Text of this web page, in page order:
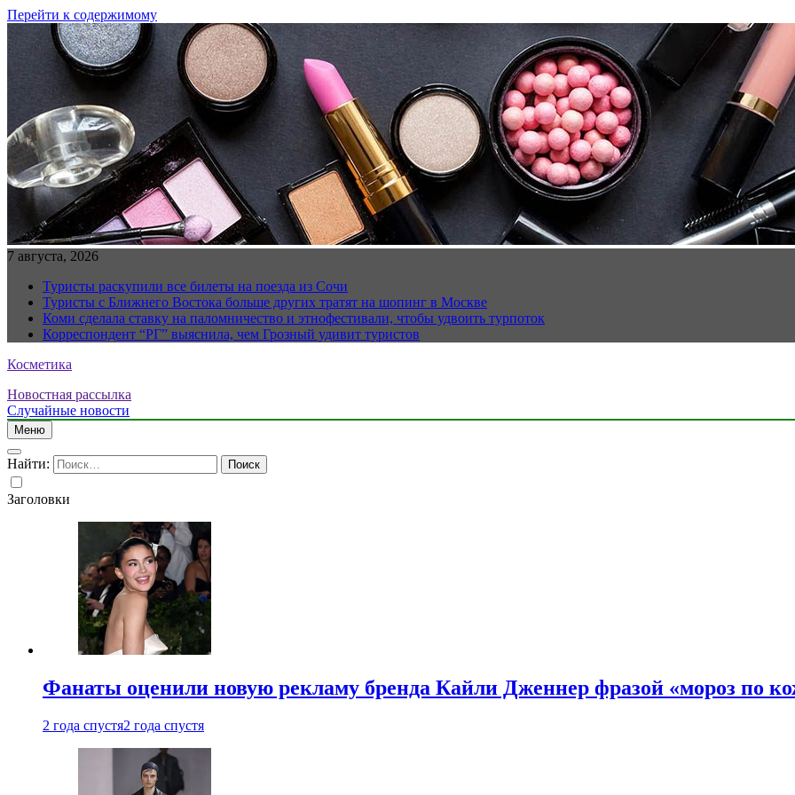
Перейти к содержимому
7 августа, 2026
Туристы раскупили все билеты на поезда из Сочи
Туристы с Ближнего Востока больше других тратят на шопинг в Москве
Коми сделала ставку на паломничество и этнофестивали, чтобы удвоить турпоток
Корреспондент “РГ” выяснила, чем Грозный удивит туристов
Косметика
Новостная рассылка
Случайные новости
Меню
Найти:
Заголовки
Фанаты оценили новую рекламу бренда Кайли Дженнер фразой «мороз по
2 года спустя2 года спустя